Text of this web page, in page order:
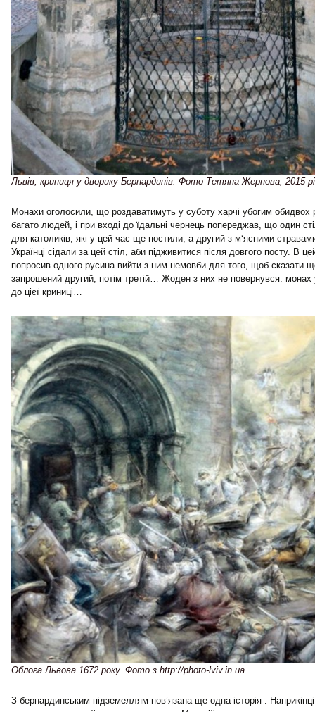
Львів, криниця у дворику Бернардинів. Фото Тетяна Жернова, 2015
Монахи оголосили, що роздаватимуть у суботу харчі убогим обидвох
багато людей, і при вході до їдальні чернець попереджав, що один
для католиків, які у цей час ще постили, а другий з м‘ясними
Українці сідали за цей стіл, аби підживитися після довгого посту. В
попросив одного русина вийти з ним немовби для того, щоб сказати
запрошений другий, потім третій… Жоден з них не повернувся: монах
до цієї криниці…
Облога Львова 1672 року. Фото з http://photo-lviv.in.ua
З бернардинським підземеллям пов’язана ще одна історія . Наприкінці